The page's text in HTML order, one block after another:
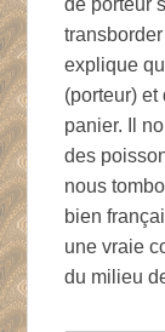
explique
(porteur) et
panier. Il
des
nous
bien
une vraie
du milieu